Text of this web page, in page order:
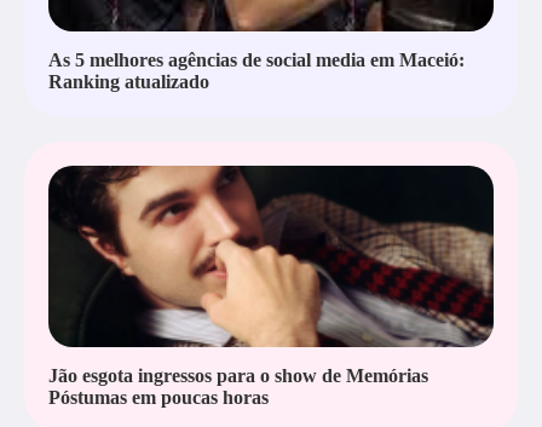
As 5 melhores agências de social media em Maceió:
Ranking atualizado
Jão esgota ingressos para o show de Memórias
Póstumas em poucas horas